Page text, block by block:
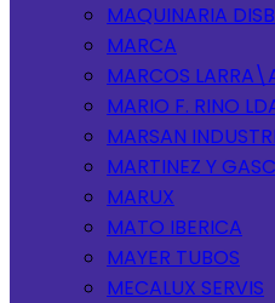
MAQUINARIA
MARCA
MARCOS
MARIO F. RINO
MARSAN
MARTINEZ Y
MARUX
MATO IBERICA
MAYER TUBOS
MECALUX SERVIS